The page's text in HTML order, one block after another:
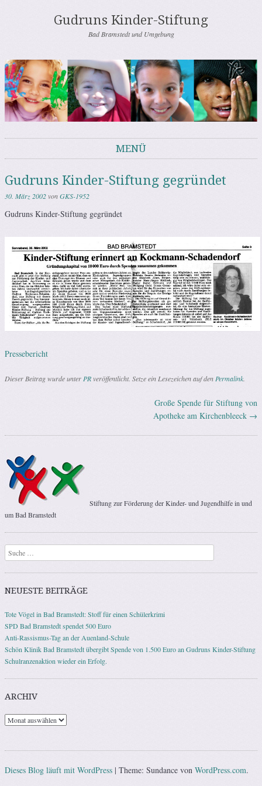
Gudruns Kinder-Stiftung
Bad Bramstedt und Umgebung
MENÜ
Gudruns Kinder-Stiftung gegründet
30. März 2002 vonGKS-1952
Gudruns Kinder-Stiftung gegründet
Pressebericht
Dieser Beitrag wurde unter PRveröffentlicht. Setze ein Lesezeichen auf den Permalink
Große Spende für Stiftung von
Apotheke am Kirchenbleeck →
Stiftung zur Förderung der Kinder- und Jugendhilfe in und
um Bad Bramstedt
Suchen
NEUESTE BEITRÄGE
Tote Vögel in Bad Bramstedt: Stoff für einen Schülerkrimi
SPD Bad Bramstedt spendet 500 Euro
Anti-Rassismus-Tag an der Auenland-Schule
Schön Klinik Bad Bramstedt übergibt Spende von 1.500 Euro an Gudruns Kinder-Stiftung
Schulranzenaktion wieder ein Erfolg.
ARCHIV
Archiv
Dieses Blog läuft mit WordPress | Theme: Sundance von WordPress.com.